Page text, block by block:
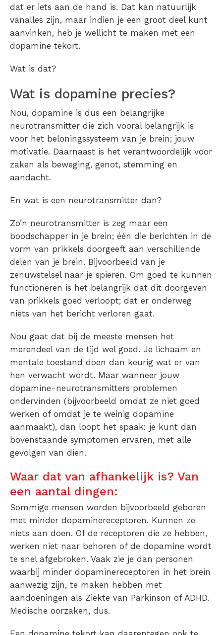
dat er iets aan de hand is. Dat kan natuurlijk
vanalles zijn, maar indien je een groot deel kunt
aanvinken, heb je wellicht te maken met een
dopamine tekort.
Wat is dat?
Wat is dopamine precies?
Nou, dopamine is dus een belangrijke
neurotransmitter die zich vooral belangrijk is
voor het beloningssysteem van je brein; jouw
motivatie. Daarnaast is het verantwoordelijk voor
zaken als beweging, genot, stemming en
aandacht.
En wat is een neurotransmitter dan?
Zo’n neurotransmitter is zeg maar een
boodschapper in je brein; één die berichten in de
vorm van prikkels doorgeeft aan verschillende
delen van je brein. Bijvoorbeeld van je
zenuwstelsel naar je spieren. Om goed te kunnen
functioneren is het belangrijk dat dit doorgeven
van prikkels goed verloopt; dat er onderweg
niets van het bericht verloren gaat.
Nou gaat dat bij de meeste mensen het
merendeel van de tijd wel goed. Je lichaam en
mentale toestand doen dan keurig wat er van
hen verwacht wordt. Maar wanneer jouw
dopamine-neurotransmitters problemen
ondervinden (bijvoorbeeld omdat ze niet goed
werken of omdat je te weinig dopamine
aanmaakt), dan loopt het spaak: je kunt dan
bovenstaande symptomen ervaren, met alle
gevolgen van dien.
Waar dat van afhankelijk is? Van
een aantal dingen:
Sommige mensen worden bijvoorbeeld geboren
met minder dopaminereceptoren. Kunnen ze
niets aan doen. Of de receptoren die ze hebben,
werken niet naar behoren of de dopamine wordt
te snel afgebroken. Vaak zie je dan personen
waarbij minder dopaminereceptoren in het brein
aanwezig zijn, te maken hebben met
aandoeningen als Ziekte van Parkinson of ADHD.
Medische oorzaken, dus.